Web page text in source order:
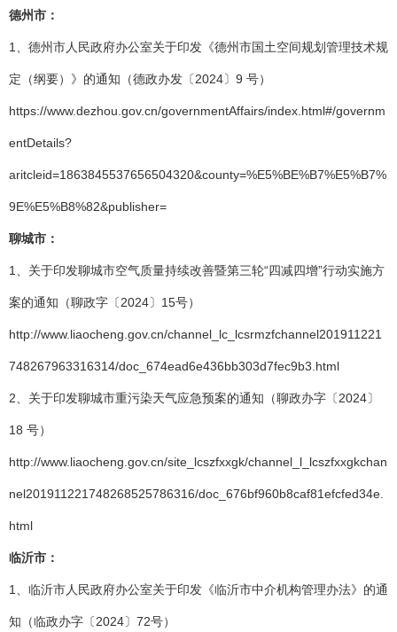
德州市：
1、德州市人民政府办公室关于印发《德州市国土空间规划管理技术规
定（纲要）》的通知（德政办发〔2024〕9 号）
https://www.dezhou.gov.cn/governmentAffairs/index.html#/governm
entDetails?
aritcleid=1863845537656504320&county=%E5%BE%B7%E5%B7%
9E%E5%B8%82&publisher=
聊城市：
1、关于印发聊城市空气质量持续改善暨第三轮“四减四增”行动实施方
案的通知（聊政字〔2024〕15号）
http://www.liaocheng.gov.cn/channel_lc_lcsrmzfchannel201911221
748267963316314/doc_674ead6e436bb303d7fec9b3.html
2、关于印发聊城市重污染天气应急预案的通知（聊政办字〔2024〕
18 号）
http://www.liaocheng.gov.cn/site_lcszfxxgk/channel_l_lcszfxxgkchan
nel201911221748268525786316/doc_676bf960b8caf81efcfed34e.
html
临沂市：
1、临沂市人民政府办公室关于印发《临沂市中介机构管理办法》的通
知（临政办字〔2024〕72号）